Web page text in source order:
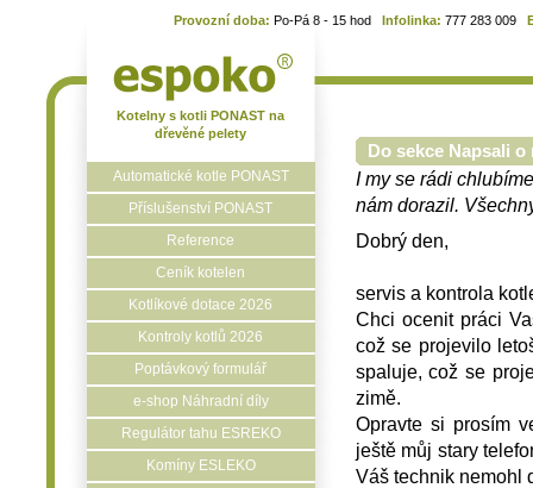
Provozní doba: Po-Pá 8 - 15 hod Infolinka: 777 283 009
Kotelny s kotli PONAST na
dřevěné pelety
Automatické kotle PONAST
Příslušenství PONAST
Reference
Ceník kotelen
Kotlíkové dotace 2026
Kontroly kotlů 2026
Poptávkový formulář
e-shop Náhradní díly
Regulátor tahu ESREKO
Komíny ESLEKO
Do sekce Napsali
I my se rádi
nám dorazil.
Dobrý den,
servis a kontrola
Chci ocenit práci
což se projevilo
spaluje, což se
zimě.
Opravte si prosím
ještě můj stary
Váš technik nemohl